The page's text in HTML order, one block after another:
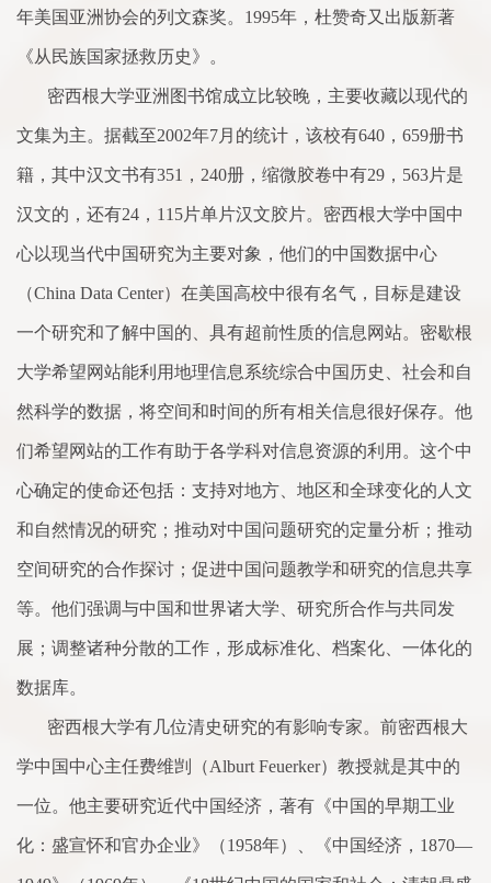
年美国亚洲协会的列文森奖。 1995年，杜赞奇又出版新著
《从民族国 家拯救历史》。
密西根大学亚洲图书馆成立比较晚，主要收藏以现代的
文集为主。据截至2002年7月的统计，该校有640 ， 659册书
籍，其中汉文书有351 ， 240册，缩微胶卷中有29 ， 563片是
汉文的，还有24 ， 115片单片汉文胶片。密西根大学中国中
心以现当代中国研究为主要对象，他们的中国数据中心
（China Data Center）在美国高校中很有名气，目标是建设
一个研究和了解中国的、具有超前性质的信息网站。密歇根
大学希望网站能利用地理信息系统综合中国历史、社会和自
然科学的数据，将空间和时间的所有相关信息很好保存。他
们希望网站的工作有助于各学科对信息资源的利用。这个中
心确定的使命还包括：支持对地方、地区和全球变化的人文
和自然情况的研究；推动对中国问题研究的定量分析；推动
空间研究的合作探讨；促进中国问题教学和研究的信息共享
等。他们强调与中国和世界诸大学、研究所合作与共同发
展；调整诸种分散的工作，形成标准化、档案化、一体化的
数据库。
密西根大学有几位清史研究的有影响专家。前密西根大
学中国中心主任费维剀（Alburt Feuerker）教授就是其中的
一位。他主要研究近代中国经济，著有《中国的早期工业
化：盛宣怀和官办企业》（1958年）、《中国经济， 1870—